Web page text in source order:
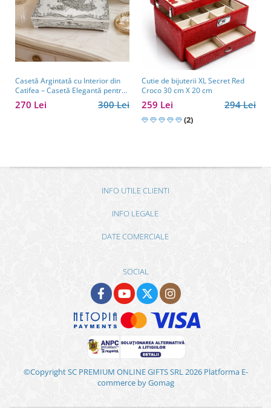
Casetă Argintată cu Interior din
Catifea – Casetă Elegantă pentru
Bijuterii, Model cu Păun
300 Lei
270 Lei
Cutie de bijuterii XL Secret Red
Croco 30 cm X 20 cm
294 Lei
259 Lei
(2)
INFO UTILE CLIENTI
INFO LEGALE
DATE COMERCIALE
SOCIAL
©Copyright SC PREMIUM ONLINE GIFTS SRL 2026 Platforma E-
commerce by Gomag